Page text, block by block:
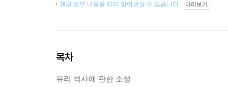
책의 일부 내용을 미리 읽어보실 수 있습니다. 미리보기
목차
유리 석사에 관한 소설